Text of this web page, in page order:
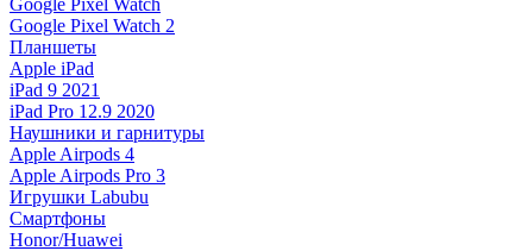
Google Pixel Watch
Google Pixel Watch 2
Планшеты
Apple iPad
iPad 9 2021
iPad Pro 12.9 2020
Наушники и гарнитуры
Apple Airpods 4
Apple Airpods Pro 3
Игрушки Labubu
Смартфоны
Honor/Huawei